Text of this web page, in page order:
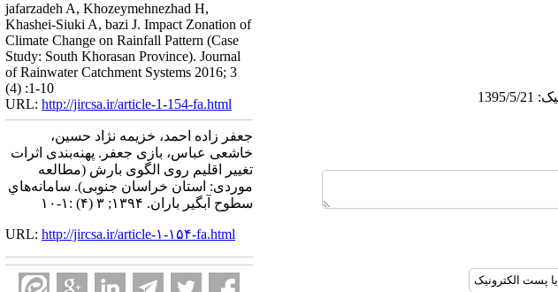
jafarzadeh A, Khozeymehnezhad H,
Khashei-Siuki A, bazi J. Impact Zonation of
Climate Change on Rainfall Pattern (Case
Study: South Khorasan Province). Journal
of Rainwater Catchment Systems 2016; 3
(4) :1-10
URL: http://jircsa.ir/article-1-154-fa.html
جعفر زاده احمد، خزیمه نژاد حسین،
خاشعی عباس، بازی جعفر. پهنه‌بندی اثرات
تغییر اقلیم روی الگوی بارش (مطالعه
موردی: استان خراسان جنوبی). سامانه‌هاي
سطوح آبگير باران. ۱۳۹۴; ۳ (۴) :۱-۱۰
URL: http://jircsa.ir/article-۱-۱۵۴-fa.html